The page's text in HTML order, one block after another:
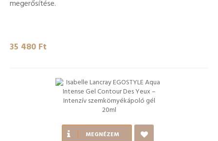
megerősítése.
35 480 Ft‎
MEGNÉZEM